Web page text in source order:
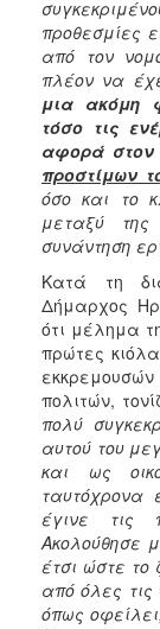
προθεσμίες
από τον
πλέον να
μια ακόμη
τόσο τις
αφορά στον
προστίμων
όσο και το
μεταξύ
συνάντηση
Κατά τη
Δήμαρχος
ότι μέλημα
πρώτες
πολιτών,
πολύ
αυτού του
και ως
ταυτόχρονα
έγινε τις
Ακολούθησε
έτσι ώστε το
από όλες
όπως